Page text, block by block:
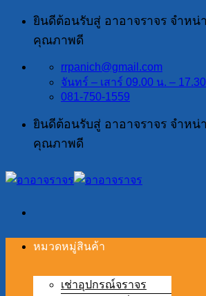
ข้าม
เนื้อหา
ยินดีต้อนรับสู่ อาอาจราจร จำหน่
คุณภาพดี
rrpanich@gmail.com
จันทร์ – เสาร์ 09.00 น. –
081-750-1559
ยินดีต้อนรับสู่ อาอาจราจร จำหน่
คุณภาพดี
หมวดหมู่สินค้า
เช่าอุปกรณ์จราจร